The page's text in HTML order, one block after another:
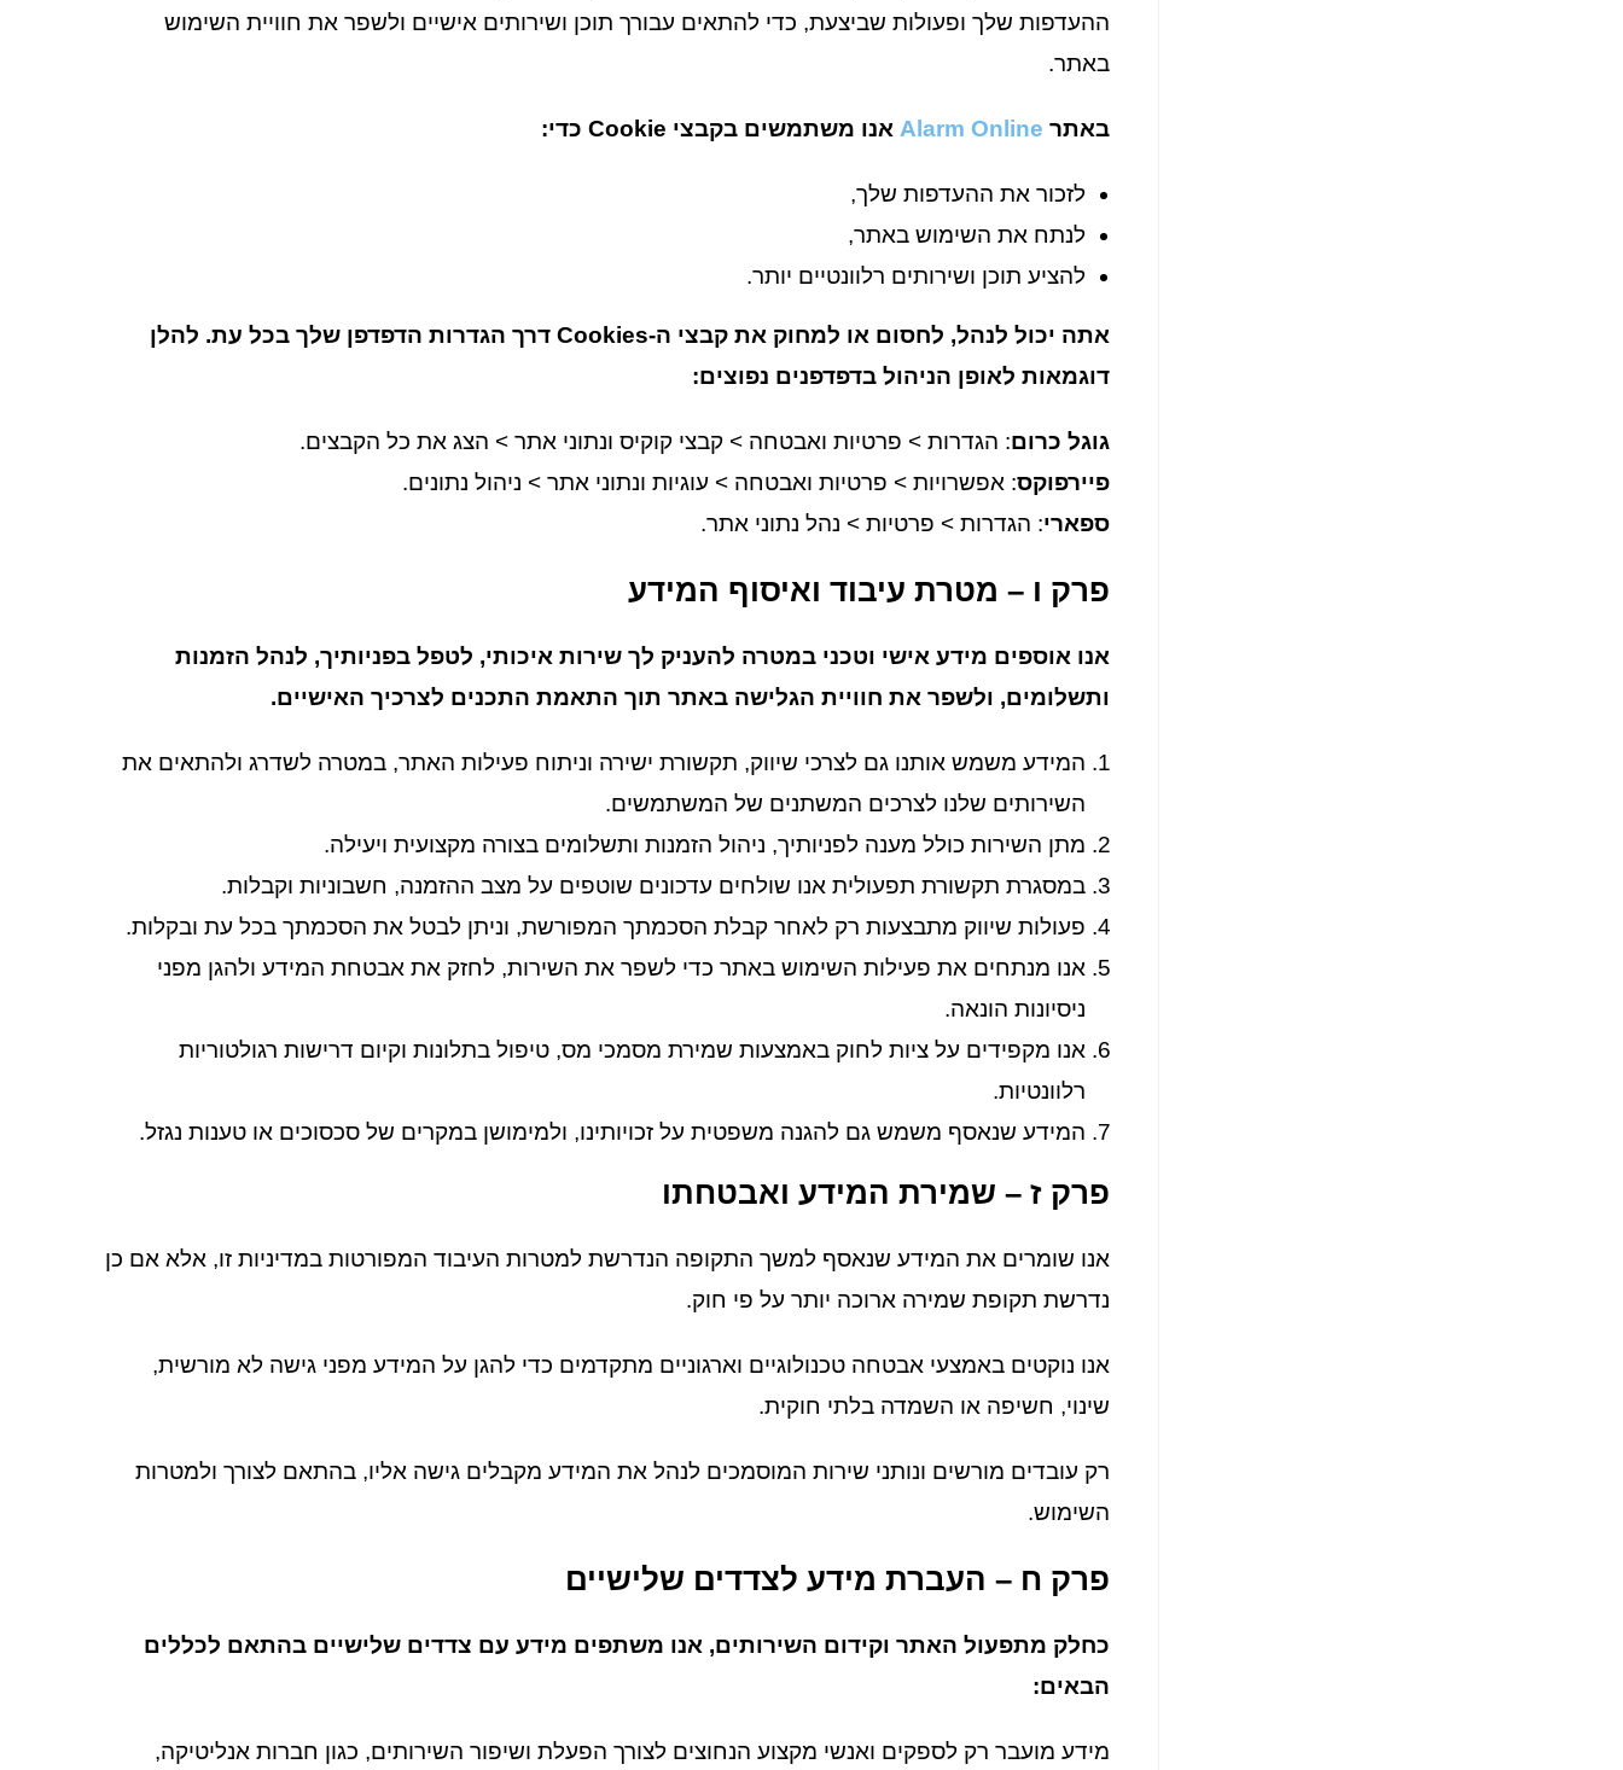
ההעדפות שלך ופעולות שביצעת, כדי להתאים עבורך תוכן ושירותים אישיים ולשפר את חוויית השימוש
באתר.
באתר Alarm Online אנו משתמשים בקבצי Cookie כדי:
לזכור את ההעדפות שלך,
לנתח את השימוש באתר,
להציע תוכן ושירותים רלוונטיים יותר.
אתה יכול לנהל, לחסום או למחוק את קבצי ה-Cookies דרך הגדרות הדפדפן שלך בכל עת. להלן
דוגמאות לאופן הניהול בדפדפנים נפוצים:
גוגל כרום: הגדרות > פרטיות ואבטחה > קבצי קוקיס ונתוני אתר > הצג את כל הקבצים.
פיירפוקס: אפשרויות > פרטיות ואבטחה > עוגיות ונתוני אתר > ניהול נתונים.
ספארי: הגדרות > פרטיות > נהל נתוני אתר.
פרק ו – מטרת עיבוד ואיסוף המידע
אנו אוספים מידע אישי וטכני במטרה להעניק לך שירות איכותי, לטפל בפניותיך, לנהל הזמנות
ותשלומים, ולשפר את חוויית הגלישה באתר תוך התאמת התכנים לצרכיך האישיים.
המידע משמש אותנו גם לצרכי שיווק, תקשורת ישירה וניתוח פעילות האתר, במטרה לשדרג ולהתאים את
השירותים שלנו לצרכים המשתנים של המשתמשים.
מתן השירות כולל מענה לפניותיך, ניהול הזמנות ותשלומים בצורה מקצועית ויעילה.
במסגרת תקשורת תפעולית אנו שולחים עדכונים שוטפים על מצב ההזמנה, חשבוניות וקבלות.
פעולות שיווק מתבצעות רק לאחר קבלת הסכמתך המפורשת, וניתן לבטל את הסכמתך בכל עת ובקלות.
אנו מנתחים את פעילות השימוש באתר כדי לשפר את השירות, לחזק את אבטחת המידע ולהגן מפני
ניסיונות הונאה.
אנו מקפידים על ציות לחוק באמצעות שמירת מסמכי מס, טיפול בתלונות וקיום דרישות רגולטוריות
רלוונטיות.
המידע שנאסף משמש גם להגנה משפטית על זכויותינו, ולמימושן במקרים של סכסוכים או טענות נגזל.
פרק ז – שמירת המידע ואבטחתו
אנו שומרים את המידע שנאסף למשך התקופה הנדרשת למטרות העיבוד המפורטות במדיניות זו, אלא אם כן
נדרשת תקופת שמירה ארוכה יותר על פי חוק.
אנו נוקטים באמצעי אבטחה טכנולוגיים וארגוניים מתקדמים כדי להגן על המידע מפני גישה לא מורשית,
שינוי, חשיפה או השמדה בלתי חוקית.
רק עובדים מורשים ונותני שירות המוסמכים לנהל את המידע מקבלים גישה אליו, בהתאם לצורך ולמטרות
השימוש.
פרק ח – העברת מידע לצדדים שלישיים
כחלק מתפעול האתר וקידום השירותים, אנו משתפים מידע עם צדדים שלישיים בהתאם לכללים
הבאים:
מידע מועבר רק לספקים ואנשי מקצוע הנחוצים לצורך הפעלת ושיפור השירותים, כגון חברות אנליטיקה,